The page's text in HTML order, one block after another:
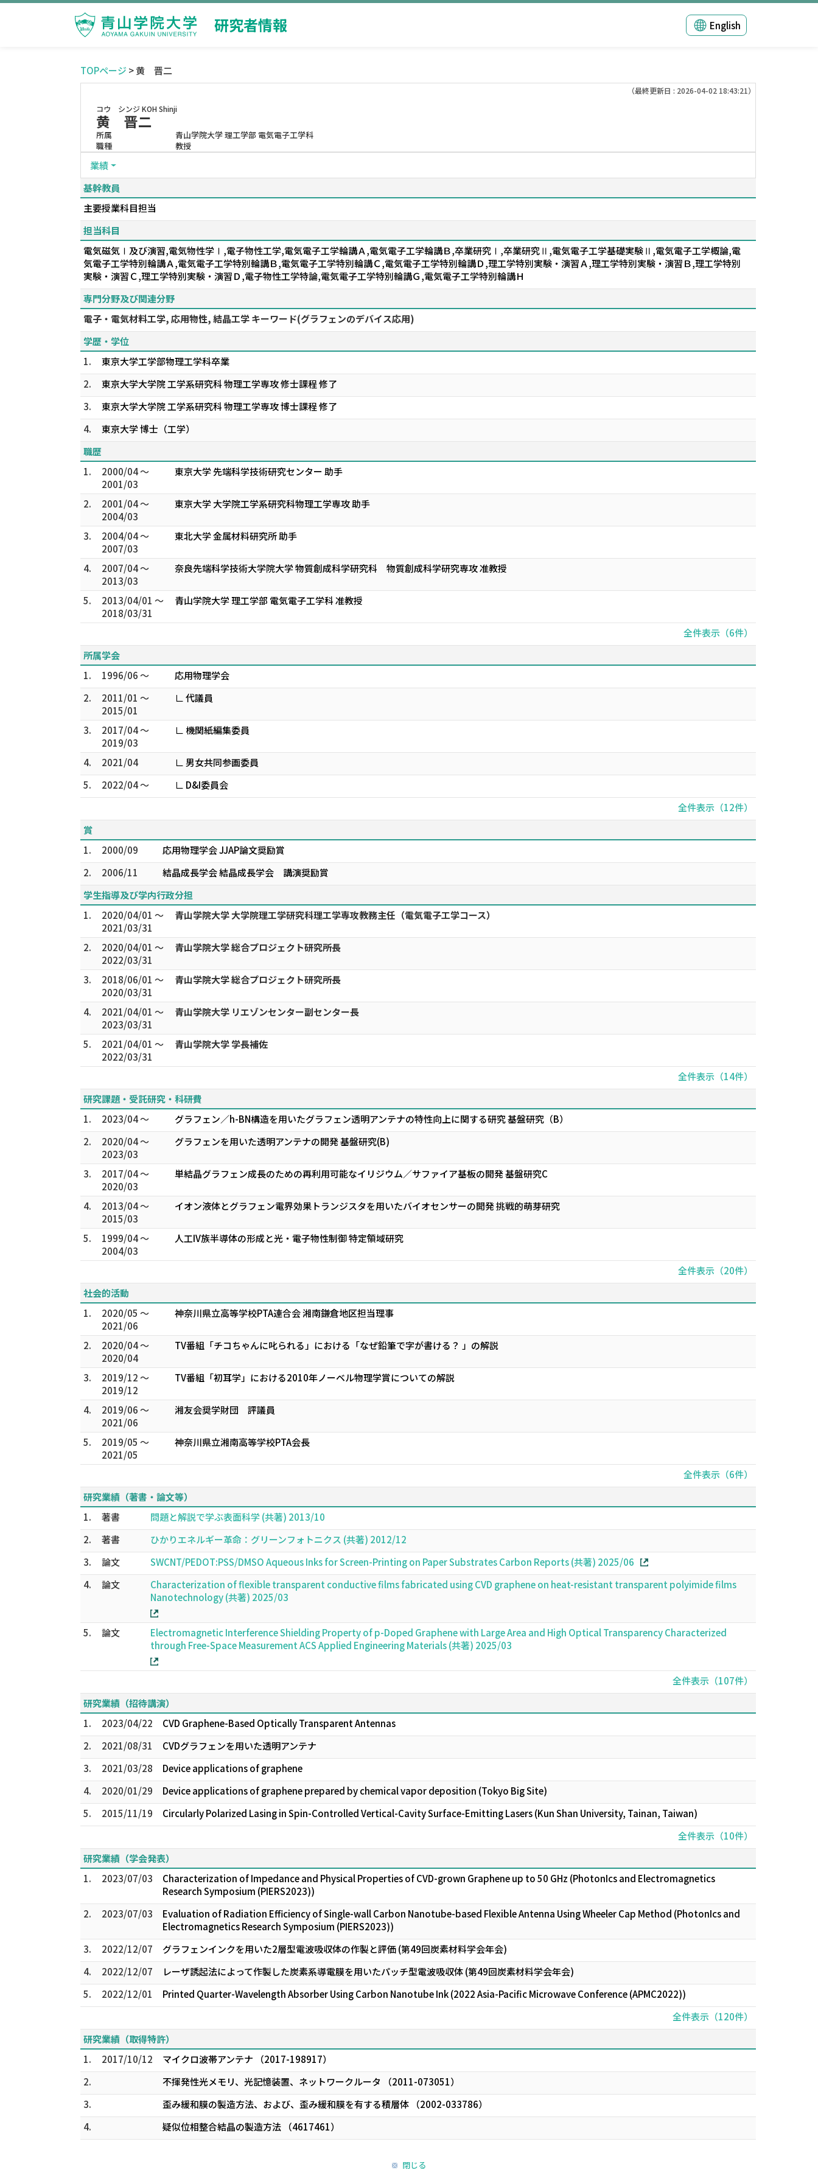
研究者情報 English
TOPページ > 黄 晋二
（最終更新日 : 2026-04-02 18:43:21）
コウ シンジ KOH Shinji
黄 晋二
所属
青山学院大学 理工学部 電気電子工学科
職種
教授
業績
基幹教員
主要授業科目担当
担当科目
電気磁気Ⅰ及び演習,電気物性学Ⅰ,電子物性工学,電気電子工学輪講Ａ,電気電子工学輪講Ｂ,卒業研究Ⅰ,卒業研究Ⅱ,電気電子工学基礎実験Ⅱ,電気電子工学概論,電
気電子工学特別輪講Ａ,電気電子工学特別輪講Ｂ,電気電子工学特別輪講Ｃ,電気電子工学特別輪講Ｄ,理工学特別実験・演習Ａ,理工学特別実験・演習Ｂ,理工学特別
実験・演習Ｃ,理工学特別実験・演習Ｄ,電子物性工学特論,電気電子工学特別輪講Ｇ,電気電子工学特別輪講Ｈ
専門分野及び関連分野
電子・電気材料工学, 応用物性, 結晶工学 キーワード(グラフェンのデバイス応用)
学歴・学位
1.
東京大学工学部物理工学科卒業
2.
東京大学大学院 工学系研究科 物理工学専攻 修士課程 修了
3.
東京大学大学院 工学系研究科 物理工学専攻 博士課程 修了
4.
東京大学 博士（工学）
職歴
1.
2000/04 ～
2001/03
東京大学 先端科学技術研究センター 助手
2.
2001/04 ～
2004/03
東京大学 大学院工学系研究科物理工学専攻 助手
3.
2004/04 ～
2007/03
東北大学 金属材料研究所 助手
4.
2007/04 ～
2013/03
奈良先端科学技術大学院大学 物質創成科学研究科 物質創成科学研究専攻 准教授
5.
2013/04/01 ～
2018/03/31
青山学院大学 理工学部 電気電子工学科 准教授
全件表示（6件）
所属学会
1.
1996/06 ～
応用物理学会
2.
2011/01 ～
2015/01
∟ 代議員
3.
2017/04 ～
2019/03
∟ 機関紙編集委員
4. 2021/04
∟ 男女共同参画委員
5.
2022/04 ～
∟ D&I委員会
全件表示（12件）
賞
1.
2000/09
応用物理学会 JJAP論文奨励賞
2.
2006/11
結晶成長学会 結晶成長学会 講演奨励賞
学生指導及び学内行政分担
1.
2020/04/01 ～
2021/03/31
青山学院大学 大学院理工学研究科理工学専攻教務主任（電気電子工学コース）
2.
2020/04/01 ～
2022/03/31
青山学院大学 総合プロジェクト研究所長
3.
2018/06/01 ～
2020/03/31
青山学院大学 総合プロジェクト研究所長
4.
2021/04/01 ～
2023/03/31
青山学院大学 リエゾンセンター副センター長
5.
2021/04/01 ～
2022/03/31
青山学院大学 学長補佐
全件表示（14件）
研究課題・受託研究・科研費
1.
2023/04 ～
グラフェン／h-BN構造を用いたグラフェン透明アンテナの特性向上に関する研究 基盤研究（B）
2.
2020/04 ～
2023/03
グラフェンを用いた透明アンテナの開発 基盤研究(B)
3.
2017/04 ～
2020/03
単結晶グラフェン成長のための再利用可能なイリジウム／サファイア基板の開発 基盤研究C
4.
2013/04 ～
2015/03
イオン液体とグラフェン電界効果トランジスタを用いたバイオセンサーの開発 挑戦的萌芽研究
5.
1999/04 ～
2004/03
人工IV族半導体の形成と光・電子物性制御 特定領域研究
全件表示（20件）
社会的活動
1.
2020/05 ～
2021/06
神奈川県立高等学校PTA連合会 湘南鎌倉地区担当理事
2.
2020/04 ～
2020/04
TV番組「チコちゃんに叱られる」における「なぜ鉛筆で字が書ける？ 」の解説
3.
2019/12 ～
2019/12
TV番組「初耳学」における2010年ノーベル物理学賞についての解説
4.
2019/06 ～
2021/06
湘友会奨学財団 評議員
5.
2019/05 ～
2021/05
神奈川県立湘南高等学校PTA会長
全件表示（6件）
研究業績（著書・論文等）
1.
著書
問題と解説で学ぶ表面科学 (共著) 2013/10
2.
著書
ひかりエネルギー革命：グリーンフォトニクス (共著) 2012/12
3.
論文
SWCNT/PEDOT:PSS/DMSO Aqueous Inks for Screen-Printing on Paper Substrates Carbon Reports (共著) 2025/06
4.
論文
Characterization of flexible transparent conductive films fabricated using CVD graphene on heat-resistant transparent polyimide films
Nanotechnology (共著) 2025/03
5. 論文
Electromagnetic Interference Shielding Property of p-Doped Graphene with Large Area and High Optical Transparency Characterized
through Free-Space Measurement ACS Applied Engineering Materials (共著) 2025/03
全件表示（107件）
研究業績（招待講演）
1.
2023/04/22
CVD Graphene-Based Optically Transparent Antennas
2.
2021/08/31
CVDグラフェンを用いた透明アンテナ
3.
2021/03/28
Device applications of graphene
4.
2020/01/29
Device applications of graphene prepared by chemical vapor deposition (Tokyo Big Site)
5.
2015/11/19
Circularly Polarized Lasing in Spin-Controlled Vertical-Cavity Surface-Emitting Lasers (Kun Shan University, Tainan, Taiwan)
全件表示（10件）
研究業績（学会発表）
1.
2023/07/03
Characterization of Impedance and Physical Properties of CVD-grown Graphene up to 50 GHz (PhotonIcs and Electromagnetics
Research Symposium (PIERS2023))
2.
2023/07/03
Evaluation of Radiation Efficiency of Single-wall Carbon Nanotube-based Flexible Antenna Using Wheeler Cap Method (PhotonIcs and
Electromagnetics Research Symposium (PIERS2023))
3.
2022/12/07
グラフェンインクを用いた2層型電波吸収体の作製と評価 (第49回炭素材料学会年会)
4.
2022/12/07
レーザ誘起法によって作製した炭素系導電膜を用いたパッチ型電波吸収体 (第49回炭素材料学会年会)
5.
2022/12/01
Printed Quarter-Wavelength Absorber Using Carbon Nanotube Ink (2022 Asia-Pacific Microwave Conference (APMC2022))
全件表示（120件）
研究業績（取得特許）
1.
2017/10/12
マイクロ波帯アンテナ （2017-198917）
2.
不揮発性光メモリ、光記憶装置、ネットワークルータ （2011-073051）
3.
歪み緩和膜の製造方法、および、歪み緩和膜を有する積層体 （2002-033786）
4.
疑似位相整合結晶の製造方法 （4617461）
閉じる